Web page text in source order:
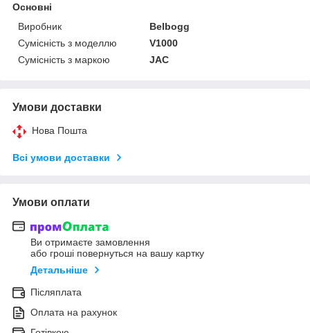
Основні
Виробник
Belbogg
Сумісність з моделлю
V1000
Сумісність з маркою
JAC
Умови доставки
Нова Пошта
Всі умови доставки
Умови оплати
Ви отримаєте замовлення
або гроші повернуться на вашу картку
Детальніше
Післяплата
Оплата на рахунок